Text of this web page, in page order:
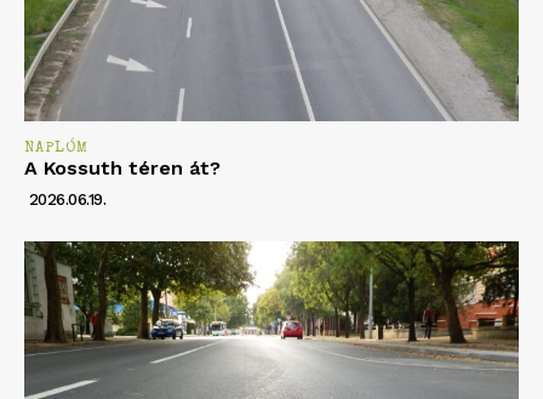
NAPLÓM
A Kossuth téren át?
2026.06.19.